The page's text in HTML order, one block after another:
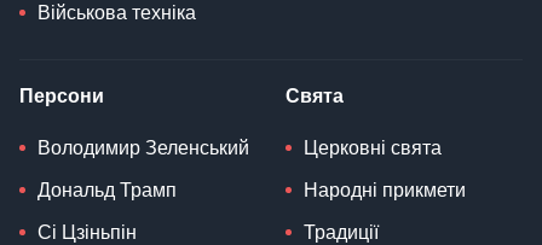
Військова техніка
Персони
Володимир Зеленський
Дональд Трамп
Сі Цзіньпін
Свята
Церковні свята
Народні прикмети
Традиції